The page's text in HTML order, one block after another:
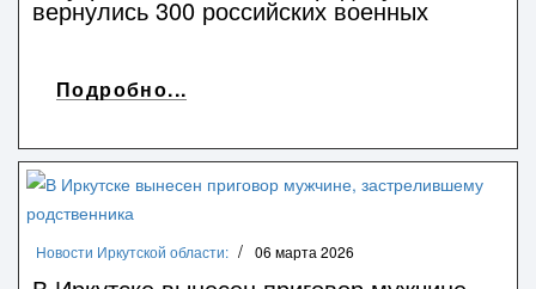
вернулись 300 российских военных
Подробно...
Новости Иркутской области: 06 марта 2026